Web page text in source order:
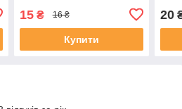
15₴ 16 ₴
Купити
20